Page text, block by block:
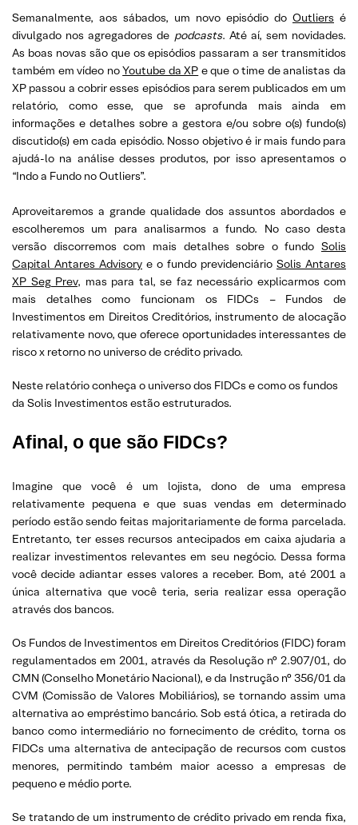
Semanalmente, aos sábados, um novo episódio do Outliers é
divulgado nos agregadores de podcasts. Até aí, sem novidades.
As boas novas são que os episódios passaram a ser transmitidos
também em vídeo noYoutube da XP e que o time de analistas da
XP passou a cobrir esses episódios para serem publicados em um
relatório, como esse, que se aprofunda mais ainda em
informações e detalhes sobre a gestora e/ou sobre o(s) fundo(s)
discutido(s) em cada episódio. Nosso objetivo é ir mais fundo para
ajudá-lo na análise desses produtos, por isso apresentamos o
“Indo a Fundo no Outliers”.
Aproveitaremos a grande qualidade dos assuntos abordados e
escolheremos um para analisarmos a fundo. No caso desta
versão discorremos com mais detalhes sobre o fundo Solis
Capital Antares Advisory e o fundo previdenciário Solis Antares
XP Seg Prev, mas para tal, se faz necessário explicarmos com
mais detalhes como funcionam os FIDCs – Fundos de
Investimentos em Direitos Creditórios, instrumento de alocação
relativamente novo, que oferece oportunidades interessantes de
risco x retorno no universo de crédito privado.
Neste relatório conheça o universo dos FIDCs e como os fundos
da Solis Investimentos estão estruturados.
Afinal, o que são FIDCs?
Imagine que você é um lojista, dono de uma empresa
relativamente pequena e que suas vendas em determinado
período estão sendo feitas majoritariamente de forma parcelada.
Entretanto, ter esses recursos antecipados em caixa ajudaria a
realizar investimentos relevantes em seu negócio. Dessa forma
você decide adiantar esses valores a receber. Bom, até 2001 a
única alternativa que você teria, seria realizar essa operação
através dos bancos.
Os Fundos de Investimentos em Direitos Creditórios (FIDC) foram
regulamentados em 2001, através da Resolução n° 2.907/01, do
CMN (Conselho Monetário Nacional), e da Instrução n° 356/01 da
CVM (Comissão de Valores Mobiliários), se tornando assim uma
alternativa ao empréstimo bancário. Sob está ótica, a retirada do
banco como intermediário no fornecimento de crédito, torna os
FIDCs uma alternativa de antecipação de recursos com custos
menores, permitindo também maior acesso a empresas de
pequeno e médio porte.
Se tratando de um instrumento de crédito privado em renda fixa,